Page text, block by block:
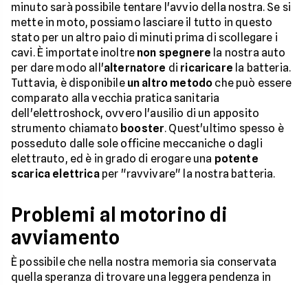
minuto sarà possibile tentare l'avvio della nostra. Se si
mette in moto, possiamo lasciare il tutto in questo
stato per un altro paio di minuti prima di scollegare i
cavi. È importate inoltre non spegnere la nostra auto
per dare modo all'alternatore di ricaricare la batteria.
Tuttavia, è disponibile un altro metodo che può essere
comparato alla vecchia pratica sanitaria
dell'elettroshock, ovvero l'ausilio di un apposito
strumento chiamato booster. Quest'ultimo spesso è
posseduto dalle sole officine meccaniche o dagli
elettrauto, ed è in grado di erogare una potente
scarica elettricaper "ravvivare" la nostra batteria.
Problemi al motorino di
avviamento
È possibile che nella nostra memoria sia conservata
quella speranza di trovare una leggera pendenza in